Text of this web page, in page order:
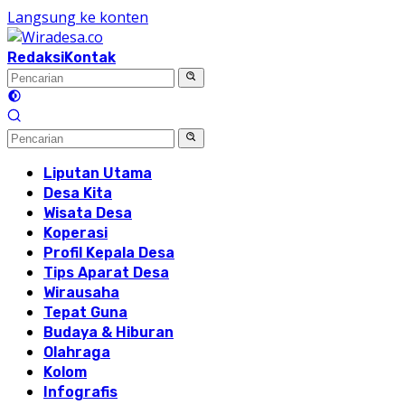
Langsung ke konten
RedaksiKontak
Liputan Utama
Desa Kita
Wisata Desa
Koperasi
Profil Kepala Desa
Tips Aparat Desa
Wirausaha
Tepat Guna
Budaya & Hiburan
Olahraga
Kolom
Infografis